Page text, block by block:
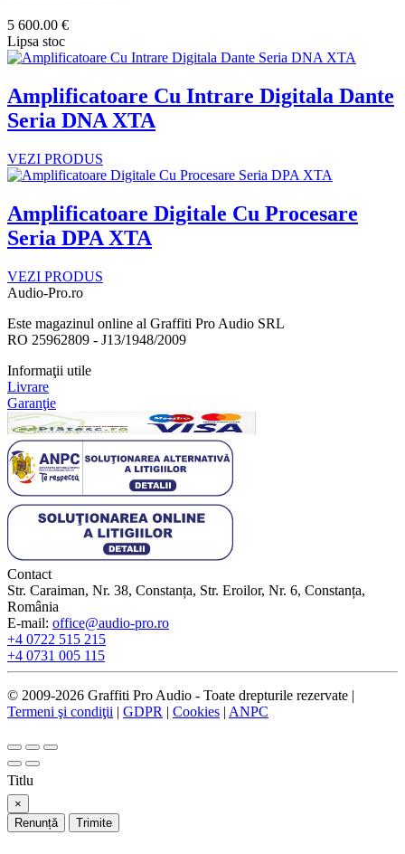
5 600.00 €
Lipsa stoc
Amplificatoare Cu Intrare Digitala Dante
Seria DNA XTA
VEZI PRODUS
Amplificatoare Digitale Cu Procesare
Seria DPA XTA
VEZI PRODUS
Audio-Pro.ro
Este magazinul online al Graffiti Pro Audio SRL
RO 25962809 - J13/1948/2009
Informaţii utile
Livrare
Garanţie
Contact
Str. Caraiman, Nr. 38, Constanța, Str. Eroilor, Nr. 6, Constanța,
România
E-mail: office@audio-pro.ro
+4 0722 515 215
+4 0731 005 115
© 2009-2026 Graffiti Pro Audio - Toate drepturile rezervate |
Termeni şi condiţii | GDPR | Cookies | ANPC
Titlu
×
Renunță